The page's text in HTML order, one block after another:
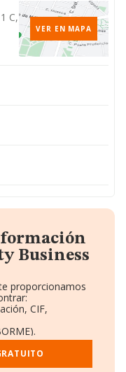
C,
VER EN MAPA
Business
proporcionamos
CIF,